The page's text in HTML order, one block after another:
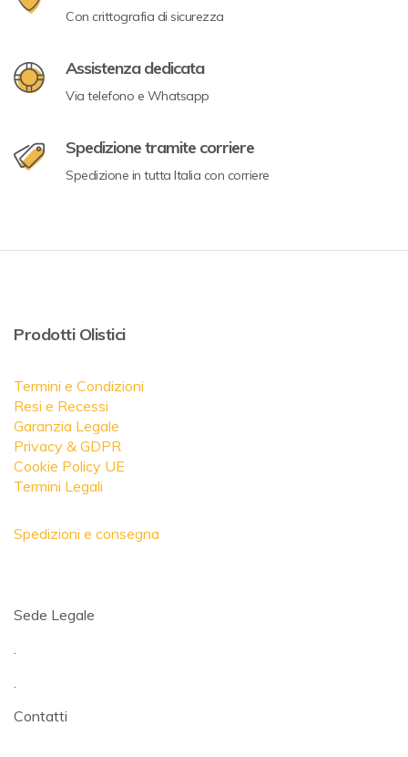
Con crittografia di sicurezza
Assistenza dedicata
Via telefono e Whatsapp
Spedizione tramite corriere
Spedizione in tutta Italia con corriere
Prodotti Olistici
Termini e Condizioni
Resi e Recessi
Garanzia Legale
Privacy & GDPR
Cookie Policy UE
Termini Legali
Spedizioni e consegna
Sede Legale
.
.
Contatti